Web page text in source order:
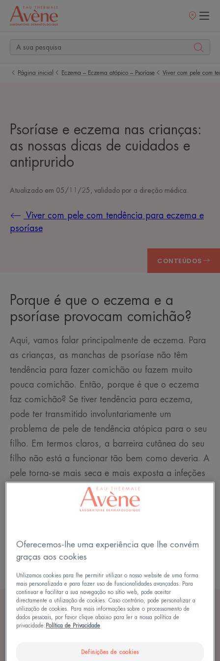
Pontos
Página inicial Eczema – Eczema atópico – Psoríase Viver com pele com
Psoríase e eczema nas crianças:
as nossas dicas de cuidados e
antiprurido
Atualizado em 05/11/25 , validado por a direção médica
Viver com pele com tendência para eczema e
psoríase
CONTEÚDOS
Porque é que o eczema e a
psoríase provocam comichão?
Aqui, vamos falar principalmente de eczema. Para
as crianças, as manchas de psoríase não têm
tendência para fazer comichão ou fazem muito
pouca comichão. Então, porque é que o eczema
faz comichão? Se tiver tendência para eczema,
pode ter transmitido involuntariamente um
problema de pele de tendência atópica para o seu
filho. Em termos claros, a barreira cutânea do seu
filho não está a funcionar tão bem como deveria. A
pele torna-se mais seca e mais exposta a infeções
e alergénios. O resultado é o aparecimento de
manchas, zonas vermelhas e prurido. Isto tem um
dificuldade em adormecer, mau humor e muito
mais.
Ceder à comichão (prurido) aumenta
Oferecemos-lhe uma experiência que lhe convém
graças aos cookies
Utilizamos cookies para lhe permitir utilizar o nosso website de uma forma
mais personalizada e para fazer uso de funcionalidades avançadas. Para
continuar e facilitar a sua navegação no sítio web, pode aceitar
directamente a utilização de cookies. Caso contrário, pode personalizar a
utilização de cookies. Para mais informações sobre o processamento de
dados pessoais, por favor clique abaixo para ler a nossa política de
privacidade: Política de Privacidade
Definições de cookies